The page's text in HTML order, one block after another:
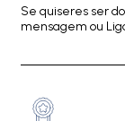
Se quiseres ser
mensagem ou